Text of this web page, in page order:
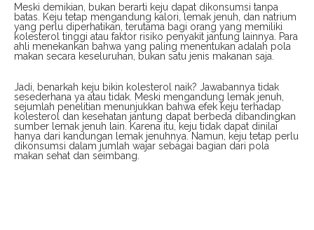
Meski demikian, bukan berarti keju dapat dikonsumsi tanpa
batas. Keju tetap mengandung kalori, lemak jenuh, dan natrium
yang perlu diperhatikan, terutama bagi orang yang memiliki
kolesterol tinggi atau faktor risiko penyakit jantung lainnya. Para
ahli menekankan bahwa yang paling menentukan adalah pola
makan secara keseluruhan, bukan satu jenis makanan saja.
Jadi, benarkah keju bikin kolesterol naik? Jawabannya tidak
sesederhana ya atau tidak. Meski mengandung lemak jenuh,
sejumlah penelitian menunjukkan bahwa efek keju terhadap
kolesterol dan kesehatan jantung dapat berbeda dibandingkan
sumber lemak jenuh lain. Karena itu, keju tidak dapat dinilai
hanya dari kandungan lemak jenuhnya. Namun, keju tetap perlu
dikonsumsi dalam jumlah wajar sebagai bagian dari pola
makan sehat dan seimbang.